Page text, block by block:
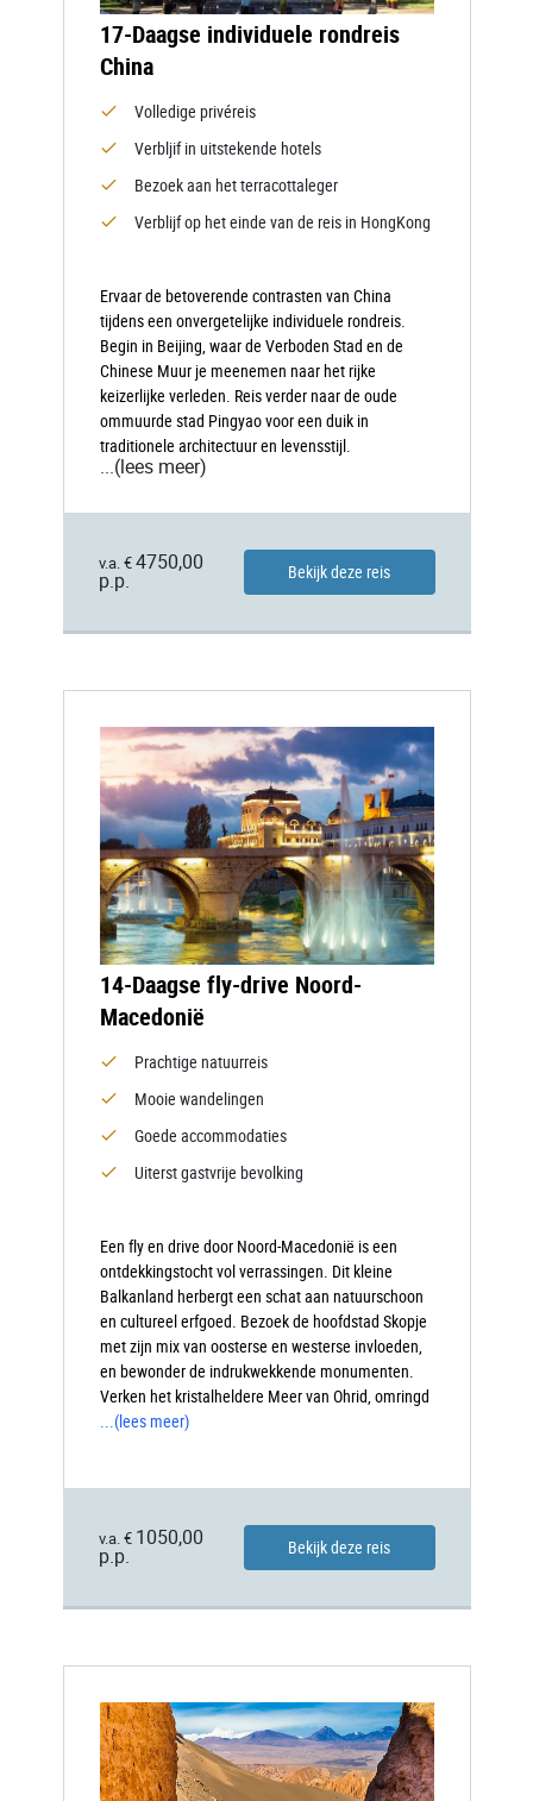
17-Daagse individuele rondreis
China
Volledige privéreis
Verbljif in uitstekende hotels
Bezoek aan het terracottaleger
Verblijf op het einde van de reis in HongKong
Ervaar de betoverende contrasten van China
tijdens een onvergetelijke individuele rondreis.
Begin in Beijing, waar de Verboden Stad en de
Chinese Muur je meenemen naar het rijke
keizerlijke verleden. Reis verder naar de oude
ommuurde stad Pingyao voor een duik in
traditionele architectuur en levensstijl.
...(lees meer)
v.a. € 4750,00
p.p.
Bekijk deze reis
14-Daagse fly-drive Noord-
Macedonië
Prachtige natuurreis
Mooie wandelingen
Goede accommodaties
Uiterst gastvrije bevolking
Een fly en drive door Noord-Macedonië is een
ontdekkingstocht vol verrassingen. Dit kleine
Balkanland herbergt een schat aan natuurschoon
en cultureel erfgoed. Bezoek de hoofdstad Skopje
met zijn mix van oosterse en westerse invloeden,
en bewonder de indrukwekkende monumenten.
Verken het kristalheldere Meer van Ohrid, omringd
...(lees meer)
v.a. € 1050,00
p.p.
Bekijk deze reis